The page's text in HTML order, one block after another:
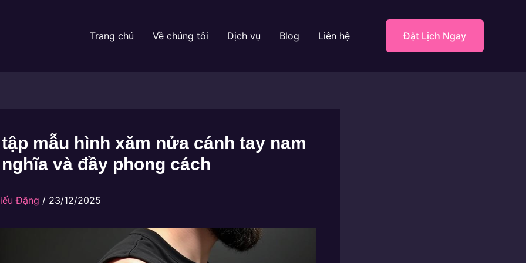
Trang chủ Về chúng tôi Dịch vụ Blog Liên hệ Đặt Lịch Ngay
mẫu hình xăm nửa cánh tay nam
và đầy phong cách
Đặng / 23/12/2025